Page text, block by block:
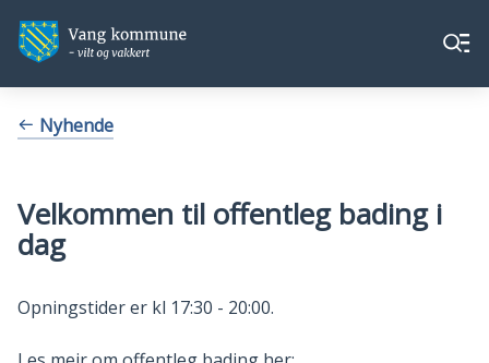
Vang
kommune
Vang
kommune
Meny
Du Nyhende
Velkommen til offentleg bading i
dag
Opningstider er kl 17:30 - 20:00.